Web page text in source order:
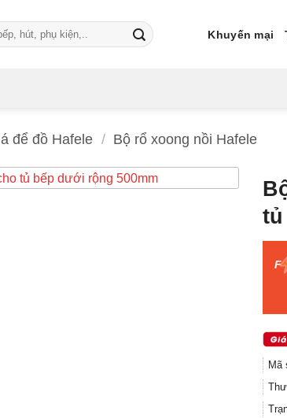
Khuyến mại
để đồ Hafele / Bộ rổ xoong nồi Hafele
tủ
F
Mã